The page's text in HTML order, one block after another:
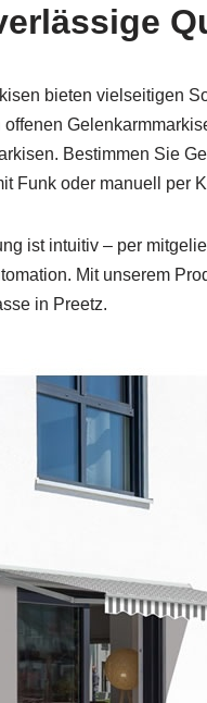
bieten vielseitigen
Bestimmen Sie
Funk oder manuell per
ist intuitiv – per
Mit unserem
in Preetz.